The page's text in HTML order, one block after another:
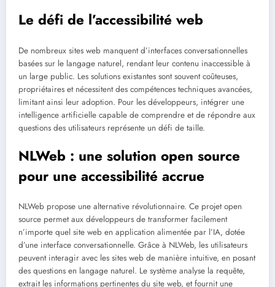
Le défi de l’accessibilité web
De nombreux sites web manquent d’interfaces conversationnelles
basées sur le langage naturel, rendant leur contenu inaccessible à
un large public. Les solutions existantes sont souvent coûteuses,
propriétaires et nécessitent des compétences techniques avancées,
limitant ainsi leur adoption. Pour les développeurs, intégrer une
intelligence artificielle capable de comprendre et de répondre aux
questions des utilisateurs représente un défi de taille.
NLWeb : une solution open source
pour une accessibilité accrue
NLWeb propose une alternative révolutionnaire. Ce projet open
source permet aux développeurs de transformer facilement
n’importe quel site web en application alimentée par l’IA, dotée
d’une interface conversationnelle. Grâce à NLWeb, les utilisateurs
peuvent interagir avec les sites web de manière intuitive, en posant
des questions en langage naturel. Le système analyse la requête,
extrait les informations pertinentes du site web, et fournit une